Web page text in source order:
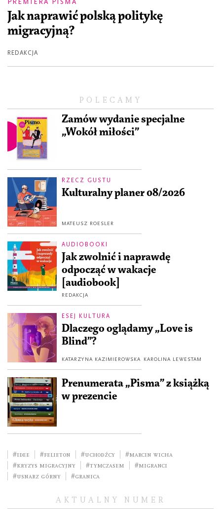
POLECAMY
Zamów wydanie specjalne
„Wokół miłości”
RZECZ GUSTU
Kulturalny planer 08/2026
MATEUSZ ROESLER
AUDIOBOOKI
Jak zwolnić i naprawdę
odpocząć w wakacje
[audiobook]
REDAKCJA
ESEJ KULTURA
Dlaczego oglądamy „Love is
Blind”?
KATARZYNA KAZIMIEROWSKA KAROLINA LEWESTAM
Prenumerata „Pisma” z książką
w prezencie
#idee #felieton #uchodźcy
#Marcin Wicha
#kryzys migracyjny
#tymczasem
#migranci
#Usnarz Górny
#granica
AKTUALNY NUMER
Jak naprawić polską politykę
migracyjną?
REDAKCJA